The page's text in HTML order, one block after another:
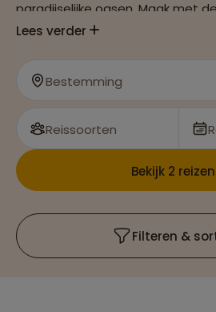
paradijselijke oasen. Maak met
kamelentocht en vergeet niet om
om nooit te vergeten!
Lees verder
Bestemming
Reissoorten
Bekijk 2 reizen
Filteren &